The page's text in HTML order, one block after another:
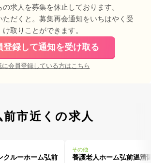
求人を募集を休止しております。
ただくと。募集再会通知をいちはやく受
け取りことができます。
登録して通知を受け取る
に会員登録している方はこちら
前市近くの求人
クルーホーム弘前
その他
養護老人ホーム弘前温清